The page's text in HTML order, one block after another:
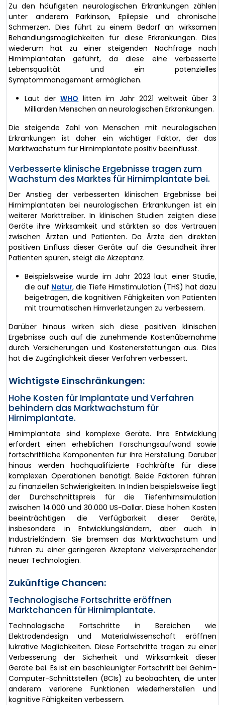
Zu den häufigsten neurologischen Erkrankungen zählen
unter anderem Parkinson, Epilepsie und chronische
Schmerzen. Dies führt zu einem Bedarf an wirksamen
Behandlungsmöglichkeiten für diese Erkrankungen. Dies
wiederum hat zu einer steigenden Nachfrage nach
Hirnimplantaten geführt, da diese eine verbesserte
Lebensqualität und ein potenzielles
Symptommanagement ermöglichen.
Laut derWHO litten im Jahr 2021 weltweit über 3
Milliarden Menschen an neurologischen Erkrankungen.
Die steigende Zahl von Menschen mit neurologischen
Erkrankungen ist daher ein wichtiger Faktor, der das
Marktwachstum für Hirnimplantate positiv beeinflusst.
Verbesserte klinische Ergebnisse tragen zum
Wachstum des Marktes für Hirnimplantate bei.
Der Anstieg der verbesserten klinischen Ergebnisse bei
Hirnimplantaten bei neurologischen Erkrankungen ist ein
weiterer Markttreiber. In klinischen Studien zeigten diese
Geräte ihre Wirksamkeit und stärkten so das Vertrauen
zwischen Ärzten und Patienten. Da Ärzte den direkten
positiven Einfluss dieser Geräte auf die Gesundheit ihrer
Patienten spüren, steigt die Akzeptanz.
Beispielsweise wurde im Jahr 2023 laut einer Studie,
die auf Natur, die Tiefe Hirnstimulation (THS) hat dazu
beigetragen, die kognitiven Fähigkeiten von Patienten
mit traumatischen Hirnverletzungen zu verbessern.
Darüber hinaus wirken sich diese positiven klinischen
Ergebnisse auch auf die zunehmende Kostenübernahme
durch Versicherungen und Kostenerstattungen aus. Dies
hat die Zugänglichkeit dieser Verfahren verbessert.
Wichtigste Einschränkungen:
Hohe Kosten für Implantate und Verfahren
behindern das Marktwachstum für
Hirnimplantate.
Hirnimplantate sind komplexe Geräte. Ihre Entwicklung
erfordert einen erheblichen Forschungsaufwand sowie
fortschrittliche Komponenten für ihre Herstellung. Darüber
hinaus werden hochqualifizierte Fachkräfte für diese
komplexen Operationen benötigt. Beide Faktoren führen
zu finanziellen Schwierigkeiten. In Indien beispielsweise liegt
der Durchschnittspreis für die Tiefenhirnsimulation
zwischen 14.000 und 30.000 US-Dollar. Diese hohen Kosten
beeinträchtigen die Verfügbarkeit dieser Geräte,
insbesondere in Entwicklungsländern, aber auch in
Industrieländern. Sie bremsen das Marktwachstum und
führen zu einer geringeren Akzeptanz vielversprechender
neuer Technologien.
Zukünftige Chancen:
Technologische Fortschritte eröffnen
Marktchancen für Hirnimplantate.
Technologische Fortschritte in Bereichen wie
Elektrodendesign und Materialwissenschaft eröffnen
lukrative Möglichkeiten. Diese Fortschritte tragen zu einer
Verbesserung der Sicherheit und Wirksamkeit dieser
Geräte bei. Es ist ein beschleunigter Fortschritt bei Gehirn-
Computer-Schnittstellen (BCIs) zu beobachten, die unter
anderem verlorene Funktionen wiederherstellen und
kognitive Fähigkeiten verbessern.